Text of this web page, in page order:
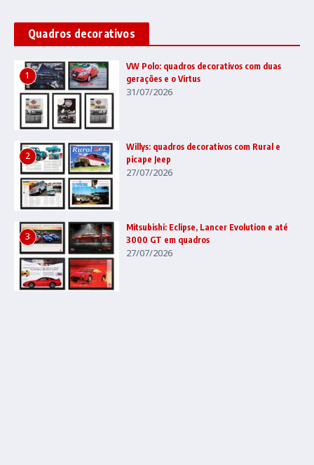
Quadros decorativos
1
VW Polo: quadros decorativos com duas
gerações e o Virtus
31/07/2026
2
Willys: quadros decorativos com Rural e
picape Jeep
27/07/2026
3
Mitsubishi: Eclipse, Lancer Evolution e até
3000 GT em quadros
27/07/2026